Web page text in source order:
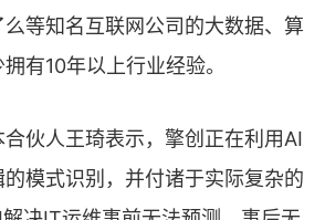
等知名互联网公司的大数据、算
有10年以上行业经验。
伙人王琦表示，擎创正在利用AI
模式识别，并付诸于实际复杂的